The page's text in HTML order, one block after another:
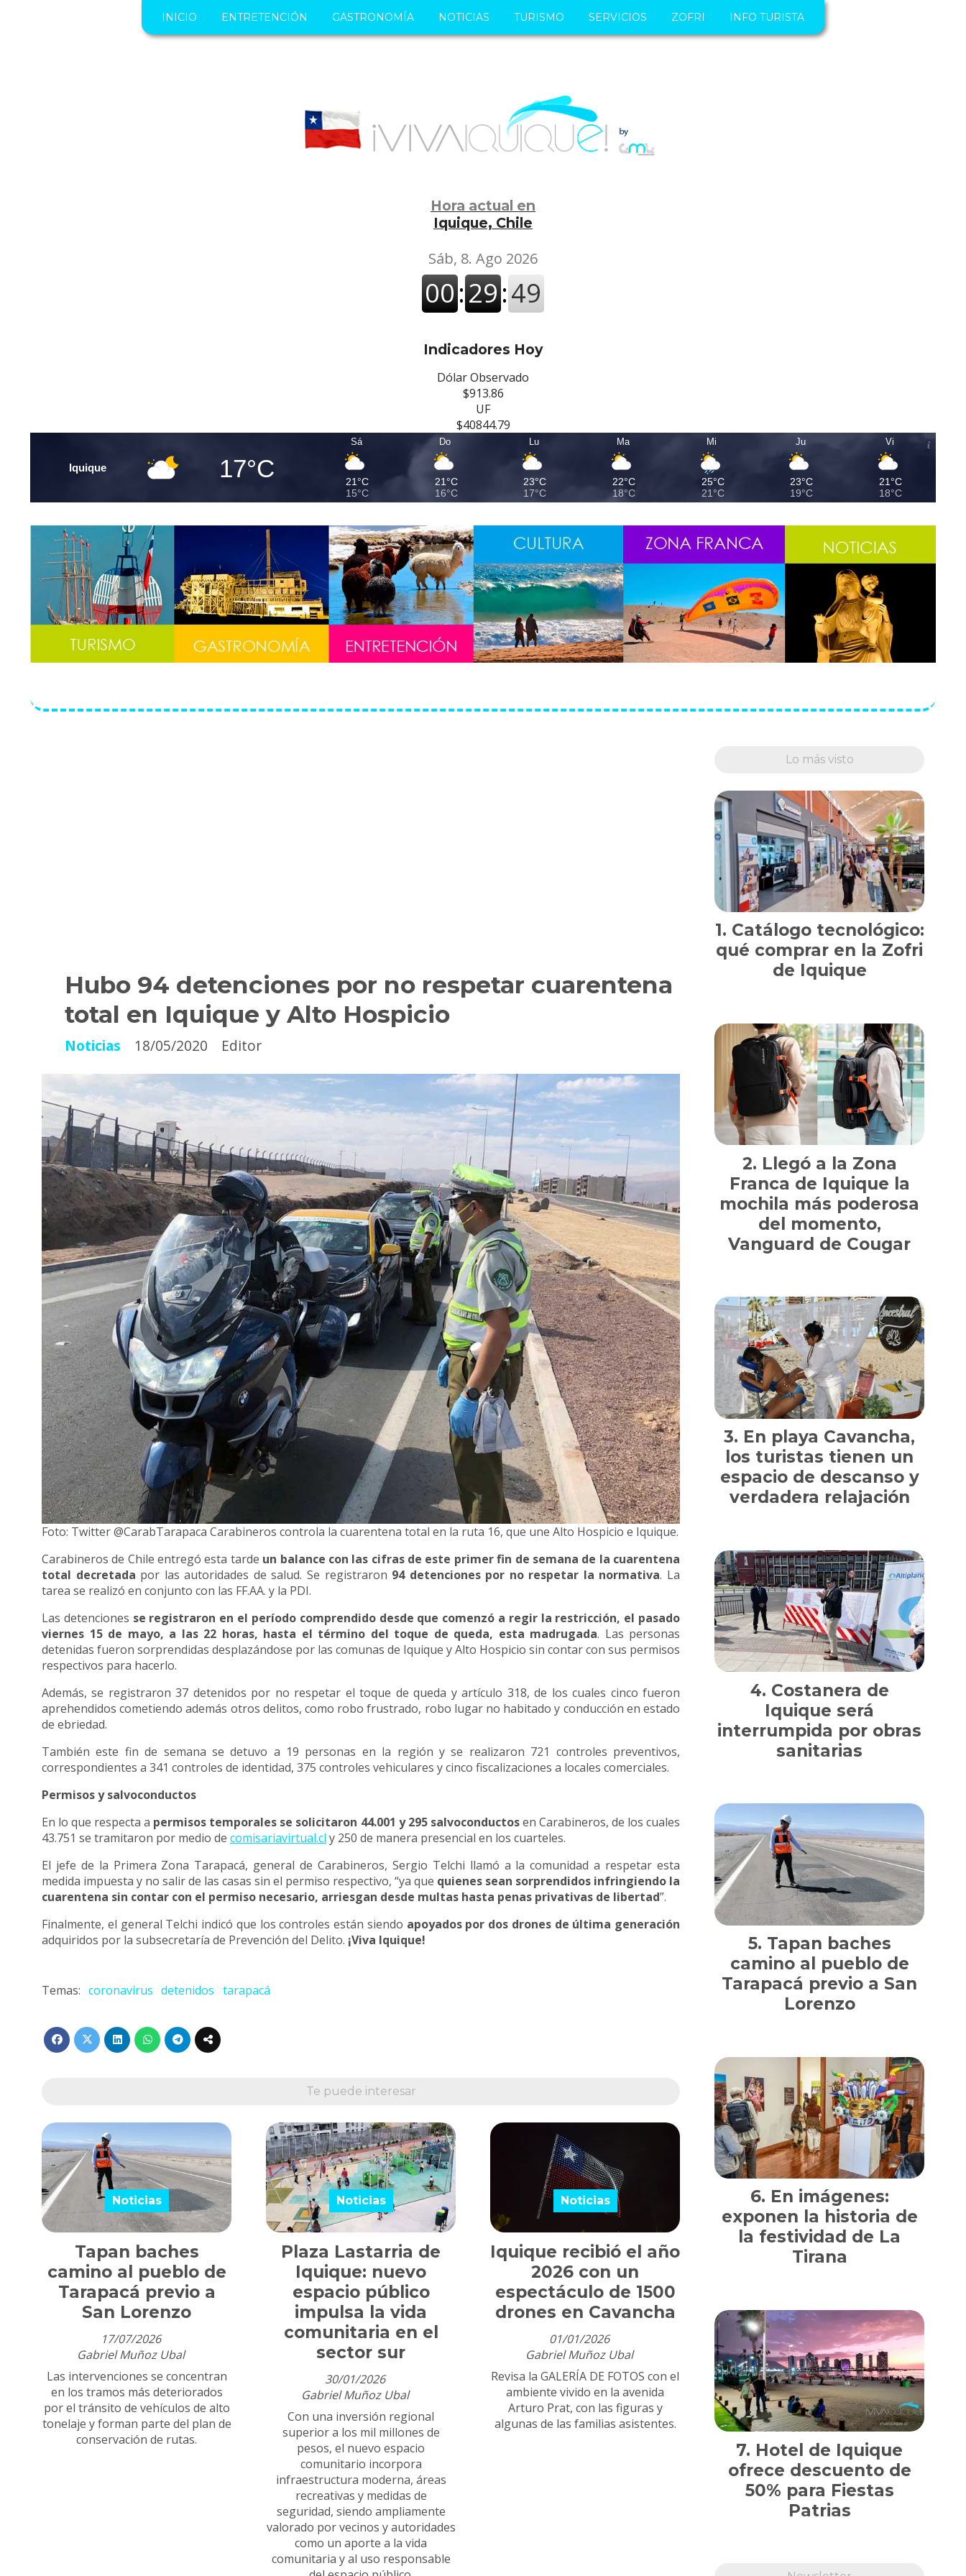
Hora actual en
Iquique, Chile
Indicadores Hoy
Dólar Observado
$913.86
UF
$40844.79
Iquique 17°C
Sá
21°C
15°C
Do
21°C
16°C
Lu
23°C
17°C
Ma
22°C
18°C
Mi
25°C
21°C
Ju
23°C
19°C
Vi
21°C
18°C
INICIO ENTRETENCIÓN GASTRONOMÍA NOTICIAS TURISMO SERVICIOS ZOFRI INFO TURISTA
Hubo 94 detenciones por no respetar cuarentena
total en Iquique y Alto Hospicio
Noticias 18/05/2020 Editor
Foto: Twitter @CarabTarapaca Carabineros controla la cuarentena total en la ruta 16, que une Alto Hospicio e Iquique.
Carabineros de Chile entregó esta tarde un balance con las cifras de este primer fin de semana de la cuarentena
total decretada por las autoridades de salud. Se registraron 94 detenciones por no respetar la normativa. La
tarea se realizó en conjunto con las FF.AA. y la PDI.
Las detenciones se registraron en el período comprendido desde que comenzó a regir la restricción, el pasado
viernes 15 de mayo, a las 22 horas, hasta el término del toque de queda, esta madrugada. Las personas
detenidas fueron sorprendidas desplazándose por las comunas de Iquique y Alto Hospicio sin contar con sus permisos
respectivos para hacerlo.
Además, se registraron 37 detenidos por no respetar el toque de queda y artículo 318, de los cuales cinco fueron
aprehendidos cometiendo además otros delitos, como robo frustrado, robo lugar no habitado y conducción en estado
de ebriedad.
También este fin de semana se detuvo a 19 personas en la región y se realizaron 721 controles preventivos,
correspondientes a 341 controles de identidad, 375 controles vehiculares y cinco fiscalizaciones a locales comerciales.
Permisos y salvoconductos
En lo que respecta a permisos temporales se solicitaron 44.001 y 295 salvoconductosen Carabineros, de los cuales
43.751 se tramitaron por medio de comisariavirtual.cl y 250 de manera presencial en los cuarteles.
El jefe de la Primera Zona Tarapacá, general de Carabineros, Sergio Telchi llamó a la comunidad a respetar esta
medida impuesta y no salir de las casas sin el permiso respectivo, “ya que quienes sean sorprendidos infringiendo la
cuarentena sin contar con el permiso necesario, arriesgan desde multas hasta penas privativas de libertad”.
Finalmente, el general Telchi indicó que los controles están siendo apoyados por dos drones de última generación
adquiridos por la subsecretaría de Prevención del Delito. ¡Viva Iquique!
coronavirus detenidos tarapacá
Te puede interesar
Tapan baches
camino al pueblo de
Tarapacá previo a
San Lorenzo
Gabriel Muñoz Ubal
Noticias
17/07/2026
Las intervenciones se concentran
en los tramos más deteriorados
por el tránsito de vehículos de alto
tonelaje y forman parte del plan de
conservación de rutas.
Plaza Lastarria de
Iquique: nuevo
espacio público
impulsa la vida
comunitaria en el
sector sur
Gabriel Muñoz Ubal
Noticias
30/01/2026
Con una inversión regional
superior a los mil millones de
pesos, el nuevo espacio
comunitario incorpora
infraestructura moderna, áreas
recreativas y medidas de
seguridad, siendo ampliamente
valorado por vecinos y autoridades
como un aporte a la vida
comunitaria y al uso responsable
Iquique recibió el año
2026 con un
espectáculo de 1500
drones en Cavancha
Gabriel Muñoz Ubal
Noticias
01/01/2026
Revisa la GALERÍA DE FOTOS con el
ambiente vivido en la avenida
Arturo Prat, con las figuras y
algunas de las familias asistentes.
Lo más visto
Catálogo tecnológico:
qué comprar en la Zofri
de Iquique
Llegó a la Zona
Franca de Iquique la
mochila más poderosa
del momento,
Vanguard de Cougar
En playa Cavancha,
los turistas tienen un
espacio de descanso y
verdadera relajación
Costanera de
Iquique será
interrumpida por obras
sanitarias
Tapan baches
camino al pueblo de
Tarapacá previo a San
Lorenzo
En imágenes:
exponen la historia de
la festividad de La
Tirana
Hotel de Iquique
ofrece descuento de
50% para Fiestas
Patrias